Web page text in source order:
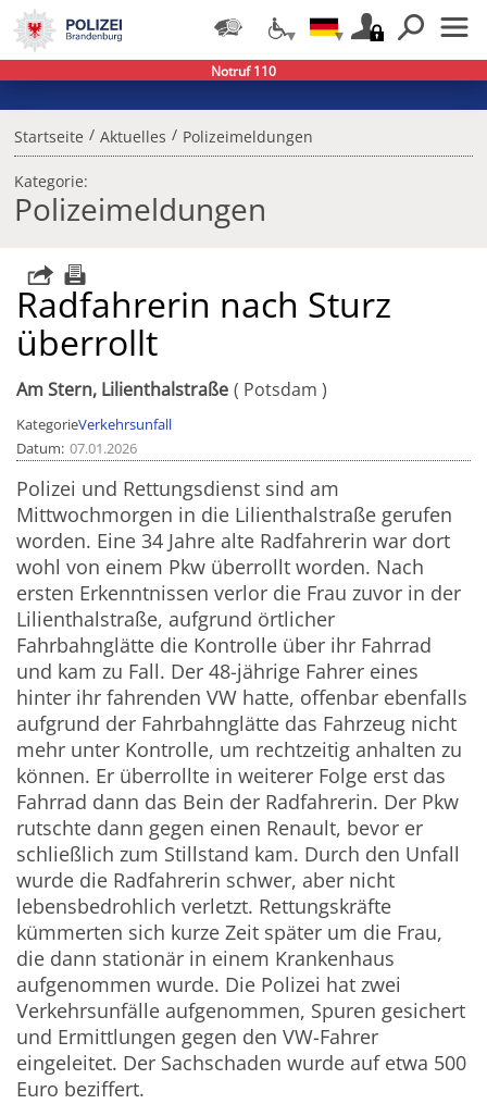
Startseite / Aktuelles / Polizeimeldungen
Kategorie:
Polizeimeldungen
Radfahrerin nach Sturz
überrollt
Am Stern, Lilienthalstraße Potsdam
KategorieVerkehrsunfall
Datum 07.01.2026
Polizei und Rettungsdienst sind am
Mittwochmorgen in die Lilienthalstraße gerufen
worden. Eine 34 Jahre alte Radfahrerin war dort
wohl von einem Pkw überrollt worden. Nach
ersten Erkenntnissen verlor die Frau zuvor in der
Lilienthalstraße, aufgrund örtlicher
Fahrbahnglätte die Kontrolle über ihr Fahrrad
und kam zu Fall. Der 48-jährige Fahrer eines
hinter ihr fahrenden VW hatte, offenbar ebenfalls
aufgrund der Fahrbahnglätte das Fahrzeug nicht
mehr unter Kontrolle, um rechtzeitig anhalten zu
können. Er überrollte in weiterer Folge erst das
Fahrrad dann das Bein der Radfahrerin. Der Pkw
rutschte dann gegen einen Renault, bevor er
schließlich zum Stillstand kam. Durch den Unfall
wurde die Radfahrerin schwer, aber nicht
lebensbedrohlich verletzt. Rettungskräfte
kümmerten sich kurze Zeit später um die Frau,
die dann stationär in einem Krankenhaus
aufgenommen wurde. Die Polizei hat zwei
Verkehrsunfälle aufgenommen, Spuren gesichert
und Ermittlungen gegen den VW-Fahrer
eingeleitet. Der Sachschaden wurde auf etwa 500
Euro beziffert.
Notruf 110